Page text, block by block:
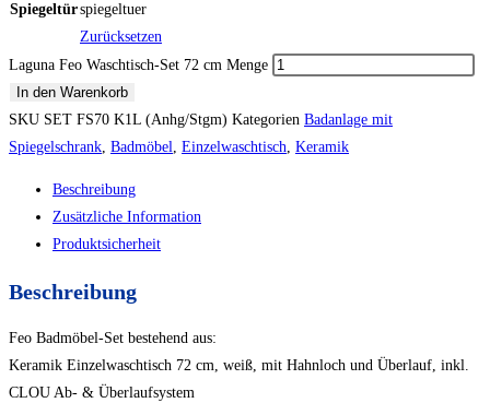
Spiegeltürspiegeltuer
Zurücksetzen
Laguna Feo Waschtisch-Set 72 cm Menge
In den Warenkorb
SKU SET FS70 K1L (Anhg/Stgm) Kategorien Badanlage mit
Spiegelschrank, Badmöbel, Einzelwaschtisch, Keramik
Beschreibung
Zusätzliche Information
Produktsicherheit
Beschreibung
Feo Badmöbel-Set bestehend aus:
Keramik Einzelwaschtisch 72 cm, weiß, mit Hahnloch und Überlauf, inkl.
CLOU Ab- & Überlaufsystem